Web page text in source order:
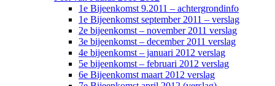
1e Bijeenkomst 9.2011 – achtergrondinfo
1e Bijeenkomst september 2011 – verslag
2e bijeenkomst – november 2011 verslag
3e bijeenkomst – december 2011 verslag
4e bijeenkomst – januari 2012 verslag
5e bijeenkomst – februari 2012 verslag
6e Bijeenkomst maart 2012 verslag